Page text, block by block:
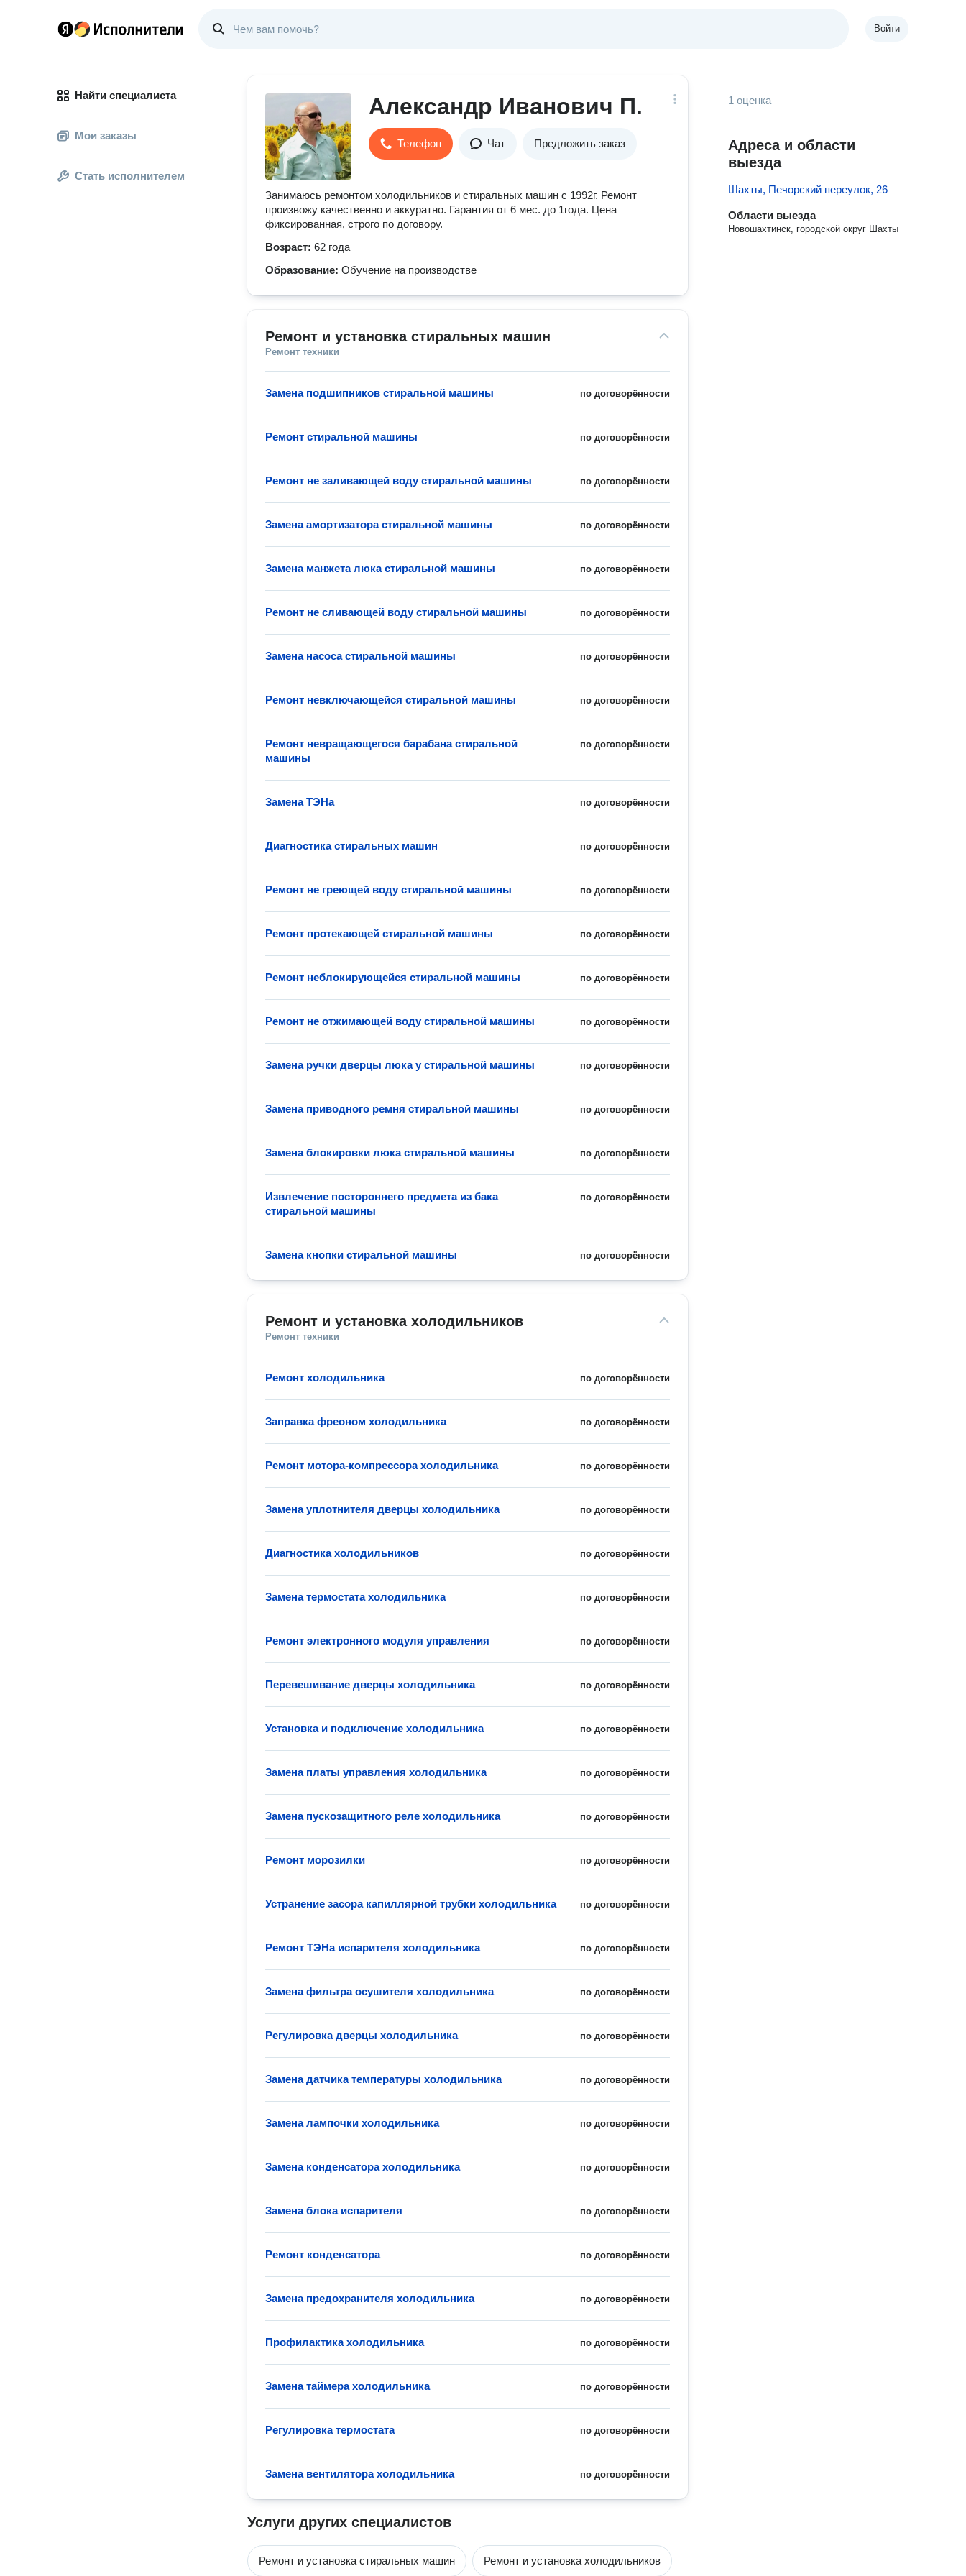
Войти
Найти специалиста
Мои заказы
Стать исполнителем
Александр Иванович П.
Телефон Чат Предложить заказ
Занимаюсь ремонтом холодильников и стиральных машин с 1992г. Ремонт
произвожу качественно и аккуратно. Гарантия от 6 мес. до 1года. Цена
фиксированная, строго по договору.
Возраст: 62 года
Образование: Обучение на производстве
Ремонт и установка стиральных машин
Ремонт техники
по договорённости
Замена подшипников стиральной машины
по договорённости
Ремонт стиральной машины
по договорённости
Ремонт не заливающей воду стиральной машины
по договорённости
Замена амортизатора стиральной машины
по договорённости
Замена манжета люка стиральной машины
по договорённости
Ремонт не сливающей воду стиральной машины
по договорённости
Замена насоса стиральной машины
по договорённости
Ремонт невключающейся стиральной машины
по договорённости
Ремонт невращающегося барабана стиральной
машины
по договорённости
Замена ТЭНа
по договорённости
Диагностика стиральных машин
по договорённости
Ремонт не греющей воду стиральной машины
по договорённости
Ремонт протекающей стиральной машины
по договорённости
Ремонт неблокирующейся стиральной машины
по договорённости
Ремонт не отжимающей воду стиральной машины
по договорённости
Замена ручки дверцы люка у стиральной машины
по договорённости
Замена приводного ремня стиральной машины
по договорённости
Замена блокировки люка стиральной машины
по договорённости
Извлечение постороннего предмета из бака
стиральной машины
по договорённости
Замена кнопки стиральной машины
Ремонт и установка холодильников
Ремонт техники
по договорённости
Ремонт холодильника
по договорённости
Заправка фреоном холодильника
по договорённости
Ремонт мотора-компрессора холодильника
по договорённости
Замена уплотнителя дверцы холодильника
по договорённости
Диагностика холодильников
по договорённости
Замена термостата холодильника
по договорённости
Ремонт электронного модуля управления
по договорённости
Перевешивание дверцы холодильника
по договорённости
Установка и подключение холодильника
по договорённости
Замена платы управления холодильника
по договорённости
Замена пускозащитного реле холодильника
по договорённости
Ремонт морозилки
по договорённости
Устранение засора капиллярной трубки холодильника
по договорённости
Ремонт ТЭНа испарителя холодильника
по договорённости
Замена фильтра осушителя холодильника
по договорённости
Регулировка дверцы холодильника
по договорённости
Замена датчика температуры холодильника
по договорённости
Замена лампочки холодильника
по договорённости
Замена конденсатора холодильника
по договорённости
Замена блока испарителя
по договорённости
Ремонт конденсатора
по договорённости
Замена предохранителя холодильника
по договорённости
Профилактика холодильника
по договорённости
Замена таймера холодильника
по договорённости
Регулировка термостата
по договорённости
Замена вентилятора холодильника
Услуги других специалистов
Ремонт и установка стиральных машин Ремонт и установка холодильников
1 оценка
Адреса и области
выезда
Шахты, Печорский переулок, 26
Области выезда
Новошахтинск, городской округ Шахты